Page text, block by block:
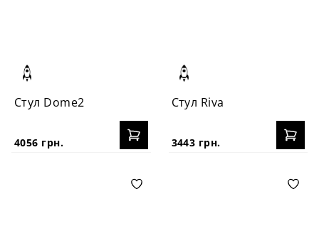
Стул Dome2
4056 грн.
Стул Riva
3443 грн.